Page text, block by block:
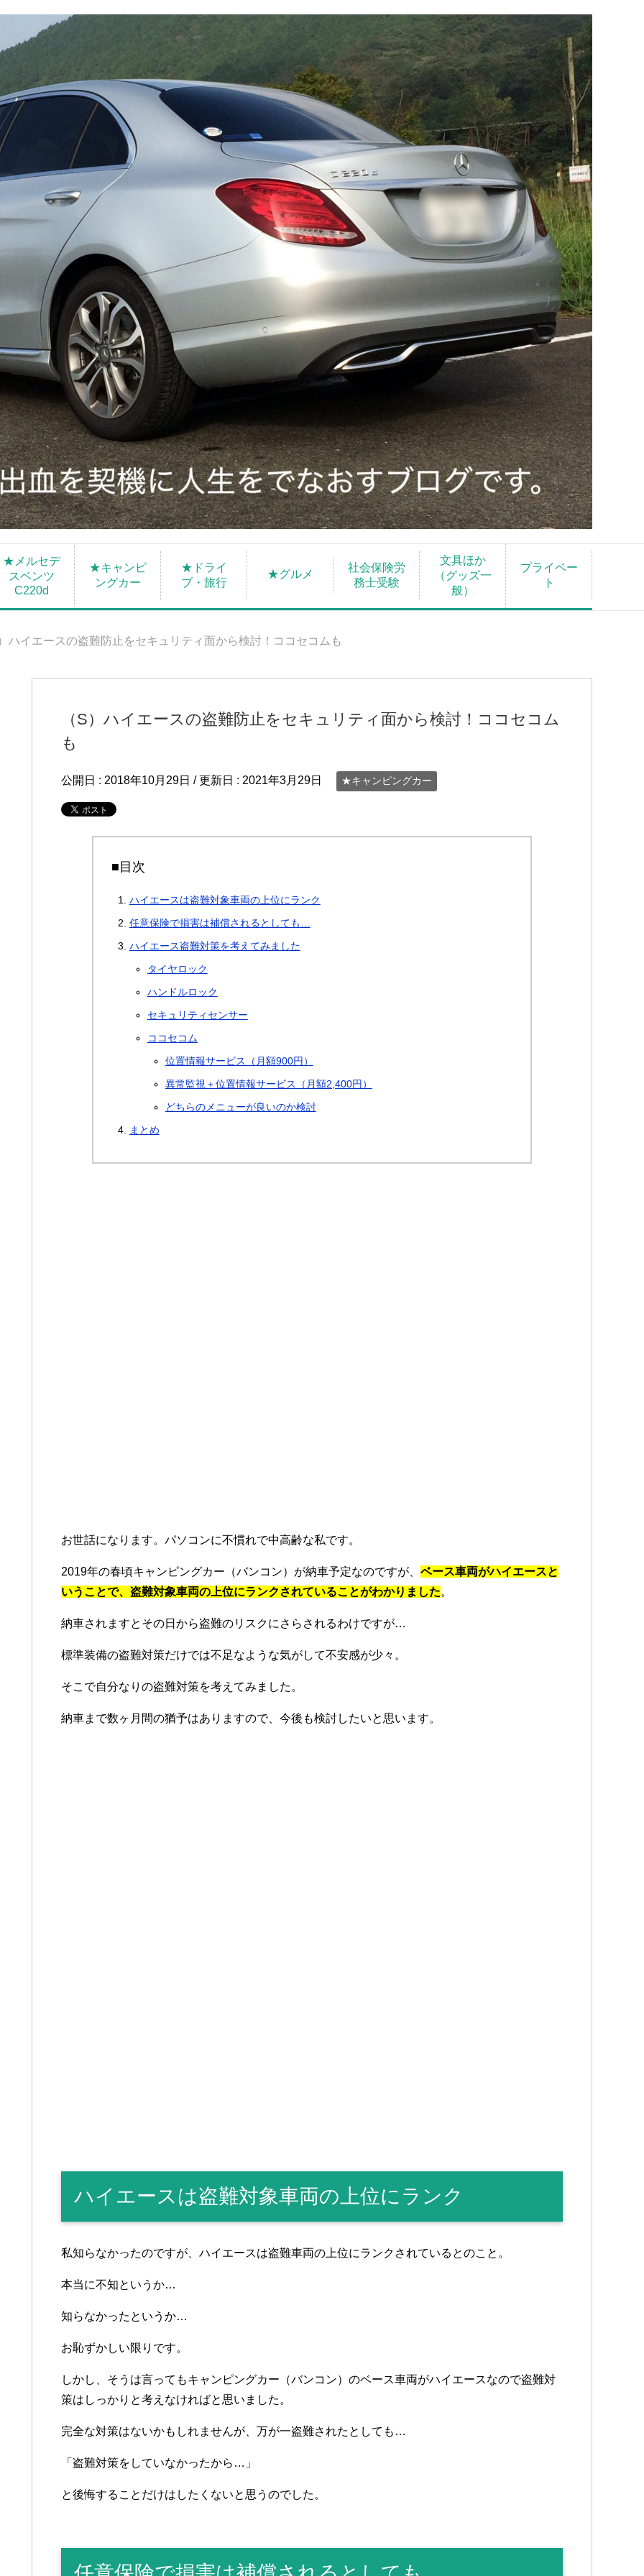
★メルセデ
スベンツ
C220d
★キャンピ
ングカー
★ドライ
ブ・旅行
★グルメ
社会保険労
務士受験
文具ほか
（グッズ一
般）
プライベー
ト
）ハイエースの盗難防止をセキュリティ面から検討！ココセコムも
（S）ハイエースの盗難防止をセキュリティ面から検討！ココセコム
も
公開日 : 2018年10月29日 / 更新日 : 2021年3月29日 ★キャンピングカー
■目次
ハイエースは盗難対象車両の上位にランク
任意保険で損害は補償されるとしても…
ハイエース盗難対策を考えてみました
タイヤロック
ハンドルロック
セキュリティセンサー
ココセコム
位置情報サービス（月額900円）
異常監視＋位置情報サービス（月額2,400円）
どちらのメニューが良いのか検討
まとめ
お世話になります。パソコンに不慣れで中高齢な私です。
2019年の春頃キャンピングカー（バンコン）が納車予定なのですが、 ベース車両がハイエースと
いうことで、盗難対象車両の上位にランクされていることがわかりました。
納車されますとその日から盗難のリスクにさらされるわけですが…
標準装備の盗難対策だけでは不足なような気がして不安感が少々。
そこで自分なりの盗難対策を考えてみました。
納車まで数ヶ月間の猶予はありますので、今後も検討したいと思います。
ハイエースは盗難対象車両の上位にランク
私知らなかったのですが、ハイエースは盗難車両の上位にランクされているとのこと。
本当に不知というか…
知らなかったというか…
お恥ずかしい限りです。
しかし、そうは言ってもキャンピングカー（バンコン）のベース車両がハイエースなので盗難対
策はしっかりと考えなければと思いました。
完全な対策はないかもしれませんが、万が一盗難されたとしても…
「盗難対策をしていなかったから…」
と後悔することだけはしたくないと思うのでした。